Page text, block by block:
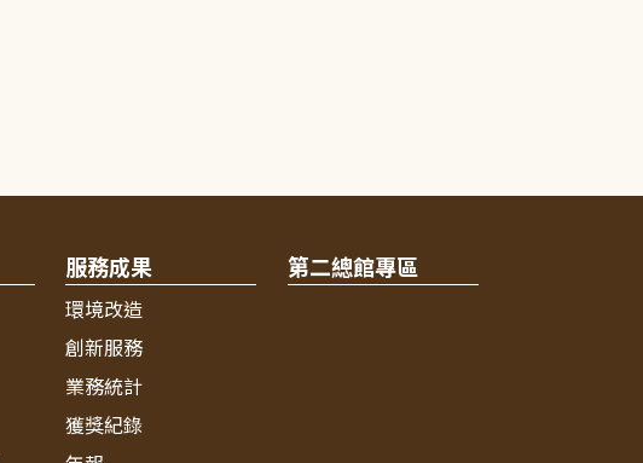
服務成果
環境改造
創新服務
業務統計
獲獎紀錄
第二總館專區